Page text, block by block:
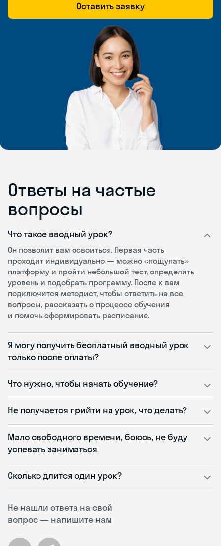
Оставить заявку
Ответы на частые
вопросы
Не нашли ответа на свой
вопрос — напишите нам
Что такое вводный урок?
Он позволит вам освоиться. Первая часть
проходит индивидуально — можно «пощупать»
платформу и пройти небольшой тест, определить
уровень и подобрать программу. После к вам
подключится методист, чтобы ответить на все
вопросы, рассказать о процессе обучения
и помочь сформировать расписание.
Я могу получить бесплатный вводный урок
только после оплаты?
Что нужно, чтобы начать обучение?
Не получается прийти на урок, что делать?
Мало свободного времени, боюсь, не буду
успевать заниматься
Сколько длится один урок?